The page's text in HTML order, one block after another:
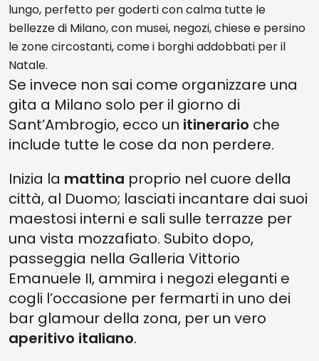
lungo, perfetto per goderti con calma tutte le
bellezze di Milano, con musei, negozi, chiese e persino
le zone circostanti, come i borghi addobbati per il
Natale.
Se invece non sai come organizzare una
gita a Milano solo per il giorno di
Sant’Ambrogio, ecco un itinerario che
include tutte le cose da non perdere.
Inizia la mattina proprio nel cuore della
città, al Duomo; lasciati incantare dai suoi
maestosi interni e sali sulle terrazze per
una vista mozzafiato. Subito dopo,
passeggia nella Galleria Vittorio
Emanuele II, ammira i negozi eleganti e
cogli l’occasione per fermarti in uno dei
bar glamour della zona, per un vero
aperitivo italiano.